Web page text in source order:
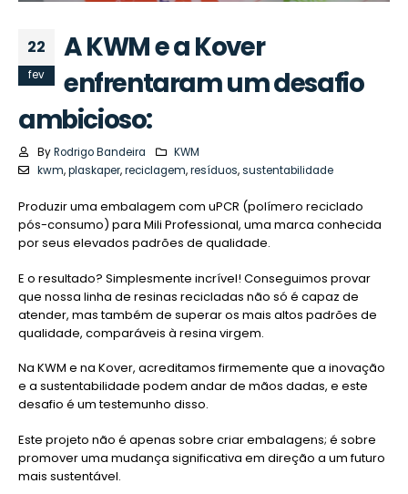
22
fev
A KWM e a Kover
enfrentaram um desafio
ambicioso:
By Rodrigo Bandeira
KWM
kwm,plaskaper,reciclagem,resíduos,sustentabilidade
Produzir uma embalagem com uPCR (polímero reciclado
pós-consumo) para Mili Professional, uma marca conhecida
por seus elevados padrões de qualidade.
E o resultado? Simplesmente incrível! Conseguimos provar
que nossa linha de resinas recicladas não só é capaz de
atender, mas também de superar os mais altos padrões de
qualidade, comparáveis à resina virgem.
Na KWM e na Kover, acreditamos firmemente que a inovação
e a sustentabilidade podem andar de mãos dadas, e este
desafio é um testemunho disso.
Este projeto não é apenas sobre criar embalagens; é sobre
promover uma mudança significativa em direção a um futuro
mais sustentável.